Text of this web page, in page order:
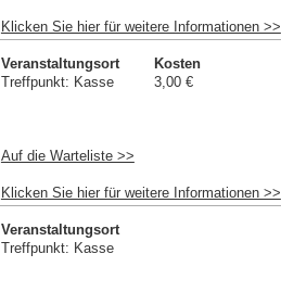
Klicken Sie hier für weitere Informationen >>
Veranstaltungsort
Treffpunkt: Kasse
Kosten
3,00 €
Auf die Warteliste >>
Klicken Sie hier für weitere Informationen >>
Veranstaltungsort
Treffpunkt: Kasse